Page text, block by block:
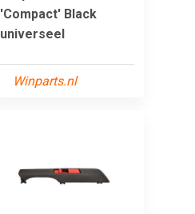
'Compact' Black
universeel
Winparts.nl